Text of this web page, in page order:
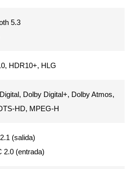
5.3
HDR10+, HLG
Dolby Digital+, Dolby Atmos,
HD, MPEG-H
(salida)
2.0 (entrada)